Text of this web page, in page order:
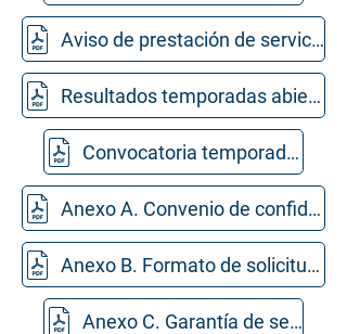
Aviso de prestación de servicio
Resultados temporadas abiertas
Convocatoria temporada abierta
Anexo A. Convenio de confidencialidad.
Anexo B. Formato de solicitud de servicio.
Anexo C. Garantía de seriedad.